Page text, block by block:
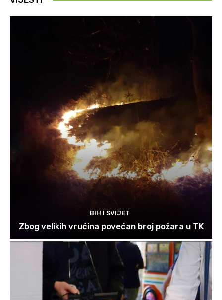
BIH I SVIJET
Zbog velikih vrućina povećan broj požara u TK